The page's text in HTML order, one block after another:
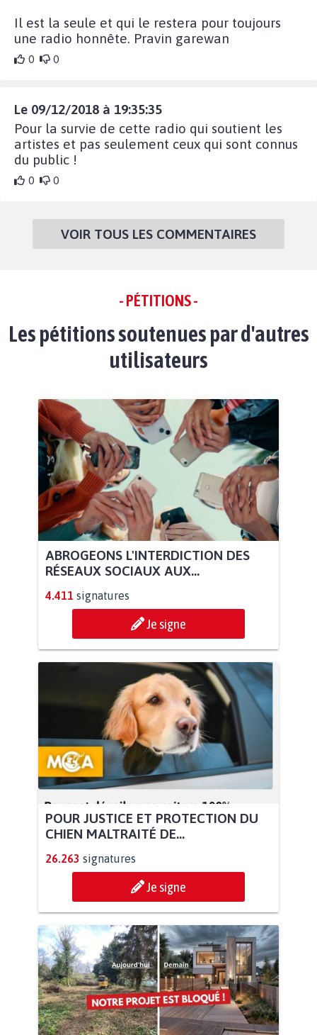
Il est la seule et qui le restera pour toujours
une radio honnête. Pravin garewan
0 0
Le 09/12/2018 à 19:35:35
Pour la survie de cette radio qui soutient les
artistes et pas seulement ceux qui sont connus
du public !
0 0
VOIR TOUS LES COMMENTAIRES
- PÉTITIONS -
Les pétitions soutenues par d'autres
utilisateurs
ABROGEONS L'INTERDICTION DES
RÉSEAUX SOCIAUX AUX...
4.411 signatures
Je signe
POUR JUSTICE ET PROTECTION DU
CHIEN MALTRAITÉ DE...
26.263 signatures
Je signe